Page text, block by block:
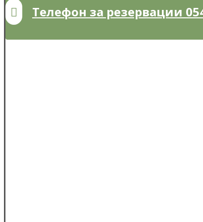
Телефон за резервации